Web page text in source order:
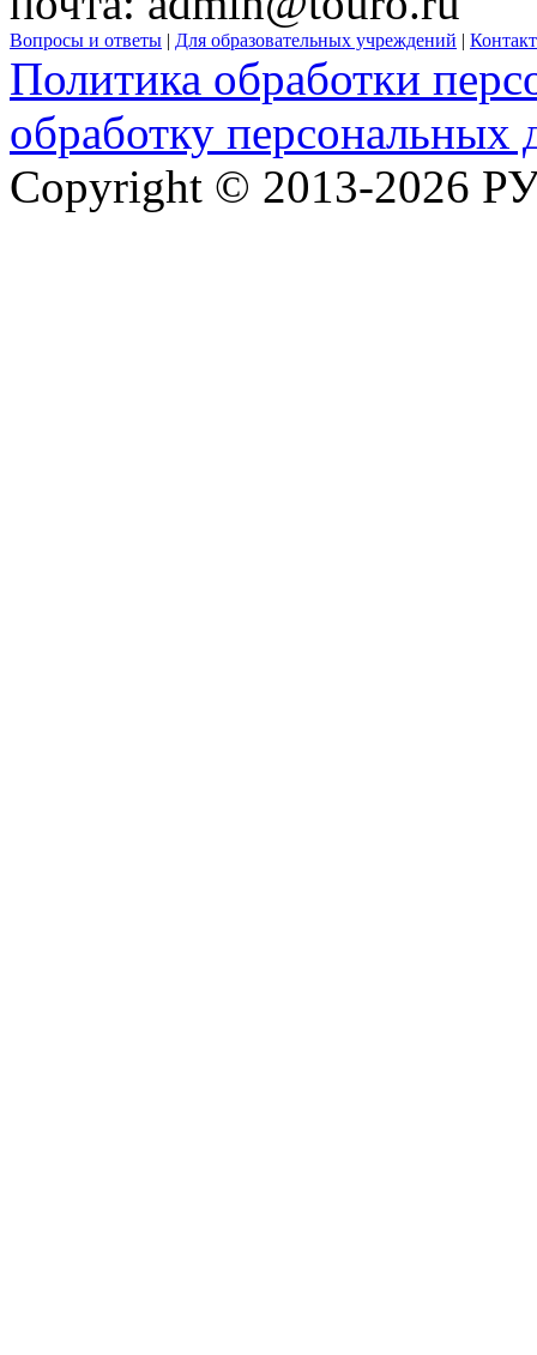
Вопросы и ответы | Для образовательных учреждений |
Политика обработки
обработку персональных
Copyright © 2013-2026